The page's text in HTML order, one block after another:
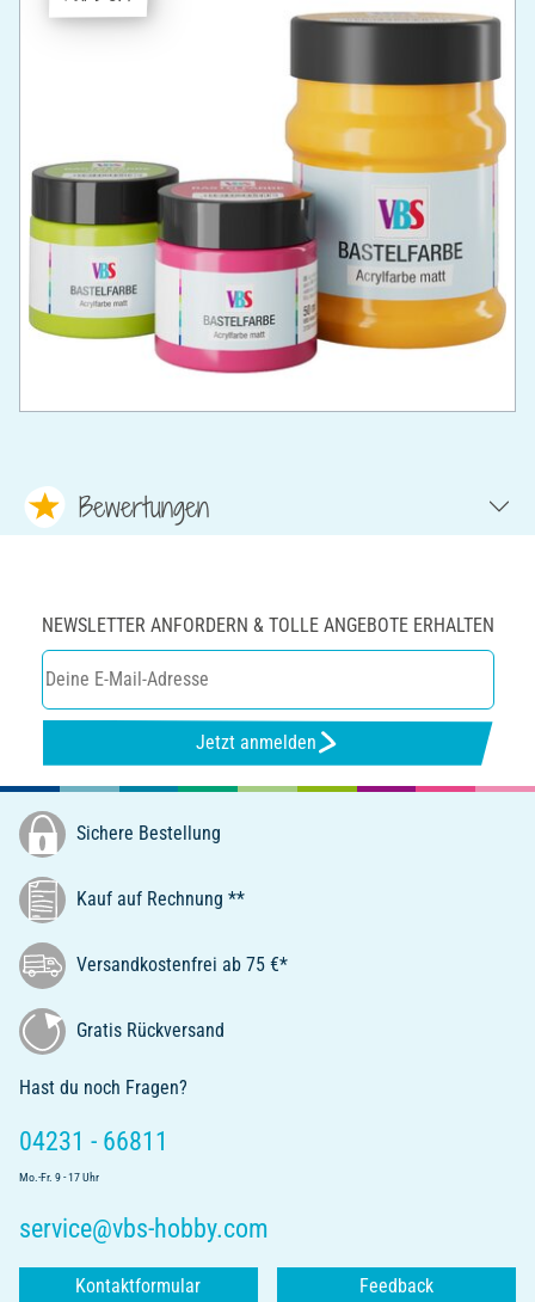
Bewertungen
NEWSLETTER ANFORDERN & TOLLE ANGEBOTE ERHALTEN
Jetzt anmelden
Sichere Bestellung
Kauf auf Rechnung **
Versandkostenfrei ab 75 €*
Gratis Rückversand
Hast du noch Fragen?
04231 - 66811
Mo.-Fr. 9 - 17 Uhr
service@vbs-hobby.com
Kontaktformular Feedback